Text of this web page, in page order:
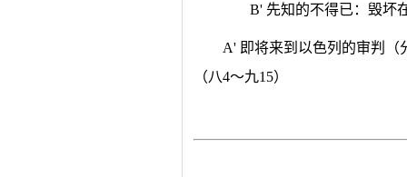
B' 先知的不得已：毁坏
A' 即将来到以色列的审判（
（八4～九15）